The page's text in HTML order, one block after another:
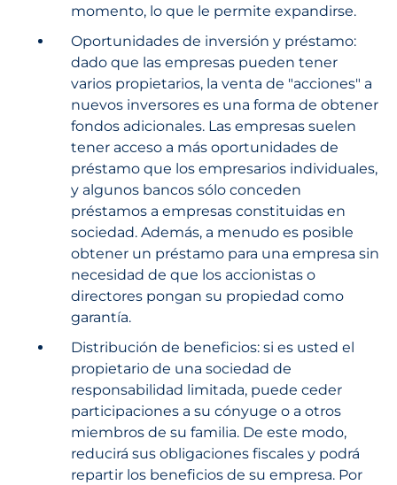
momento, lo que le permite expandirse.
Oportunidades de inversión y préstamo:
dado que las empresas pueden tener
varios propietarios, la venta de "acciones" a
nuevos inversores es una forma de obtener
fondos adicionales. Las empresas suelen
tener acceso a más oportunidades de
préstamo que los empresarios individuales,
y algunos bancos sólo conceden
préstamos a empresas constituidas en
sociedad. Además, a menudo es posible
obtener un préstamo para una empresa sin
necesidad de que los accionistas o
directores pongan su propiedad como
garantía.
Distribución de beneficios: si es usted el
propietario de una sociedad de
responsabilidad limitada, puede ceder
participaciones a su cónyuge o a otros
miembros de su familia. De este modo,
reducirá sus obligaciones fiscales y podrá
repartir los beneficios de su empresa. Por